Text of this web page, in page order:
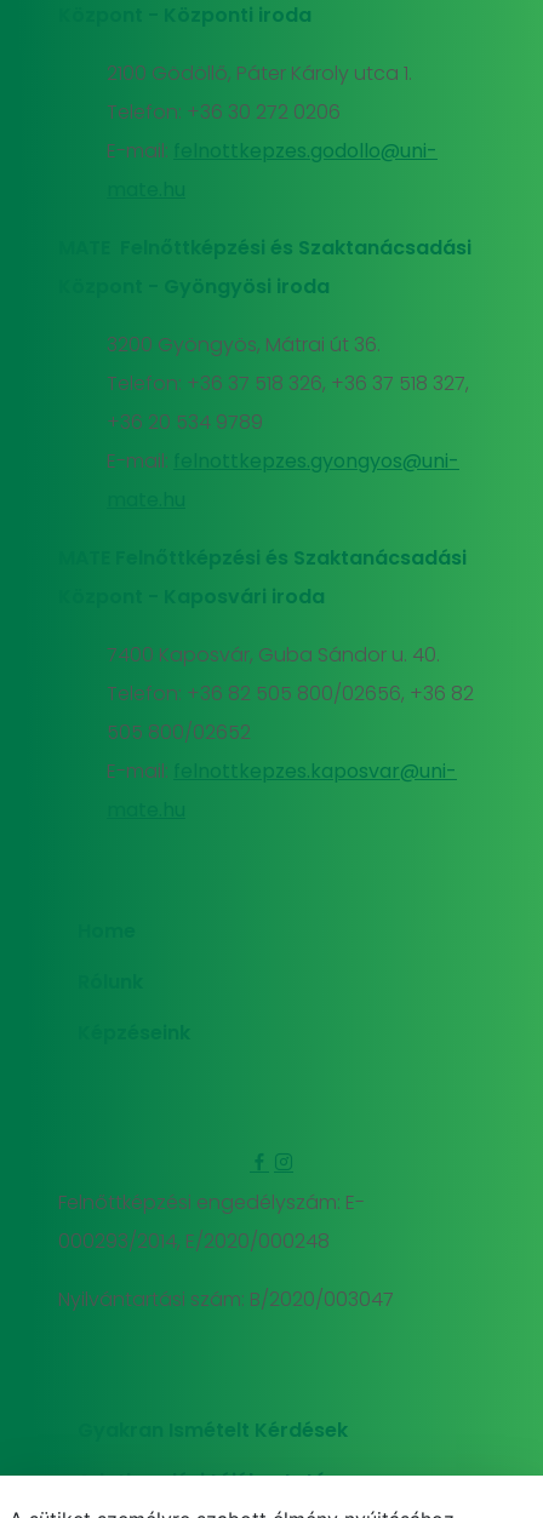
Központ - Központi iroda
2100 Gödöllő, Páter Károly utca 1.
Telefon: +36 30 272 0206
E-mail:
felnottkepzes.godollo@uni-
MATE Felnőttképzési és Szaktanácsadási
Központ - Gyöngyösi iroda
3200 Gyöngyös, Mátrai út 36.
Telefon: +36 37 518 326, +36 37 518 327,
+36 20 534 9789
E-mail:
felnottkepzes.gyongyos@uni-
MATE Felnőttképzési és Szaktanácsadási
Központ - Kaposvári iroda
7400 Kaposvár, Guba Sándor u. 40.
Telefon: +36 82 505 800/02656, +36 82
505 800/02652
E-mail:
felnottkepzes.kaposvar@uni-
Felnőttképzési engedélyszám: E-
000293/2014, E/2020/000248
Nyilvántartási szám: B/2020/003047
Gyakran Ismételt Kérdések
Adatkezelési tájékoztató